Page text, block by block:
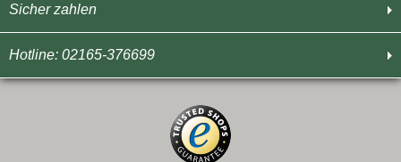
Sicher zahlen
Hotline: 02165-376699